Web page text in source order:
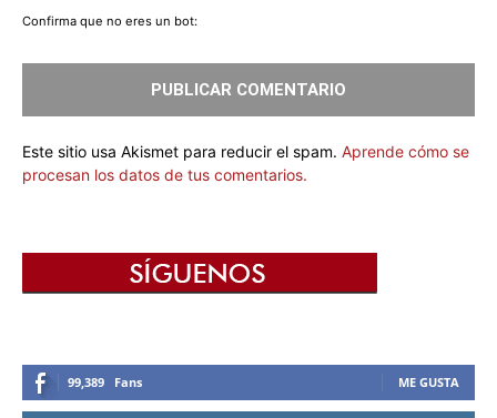
Confirma que no eres un bot:
Este sitio usa Akismet para reducir el spam. Aprende cómo se
procesan los datos de tus comentarios.
99,389 Fans ME GUSTA